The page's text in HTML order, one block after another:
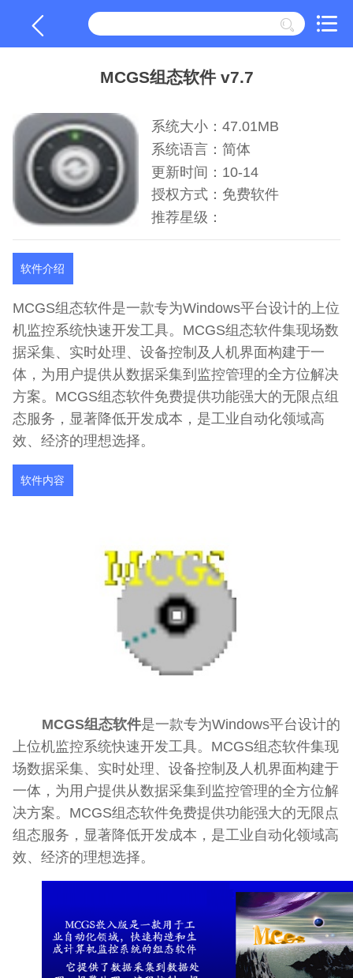
MCGS组态软件 v7.7
系统大小：47.01MB
系统语言：简体
更新时间：10-14
授权方式：免费软件
推荐星级：
软件介绍
MCGS组态软件是一款专为Windows平台设计的上位
机监控系统快速开发工具。MCGS组态软件集现场数
据采集、实时处理、设备控制及人机界面构建于一
体，为用户提供从数据采集到监控管理的全方位解决
方案。MCGS组态软件免费提供功能强大的无限点组
态服务，显著降低开发成本，是工业自动化领域高
效、经济的理想选择。
软件内容
MCGS组态软件是一款专为Windows平台设计的
上位机监控系统快速开发工具。MCGS组态软件集现
场数据采集、实时处理、设备控制及人机界面构建于
一体，为用户提供从数据采集到监控管理的全方位解
决方案。MCGS组态软件免费提供功能强大的无限点
组态服务，显著降低开发成本，是工业自动化领域高
效、经济的理想选择。